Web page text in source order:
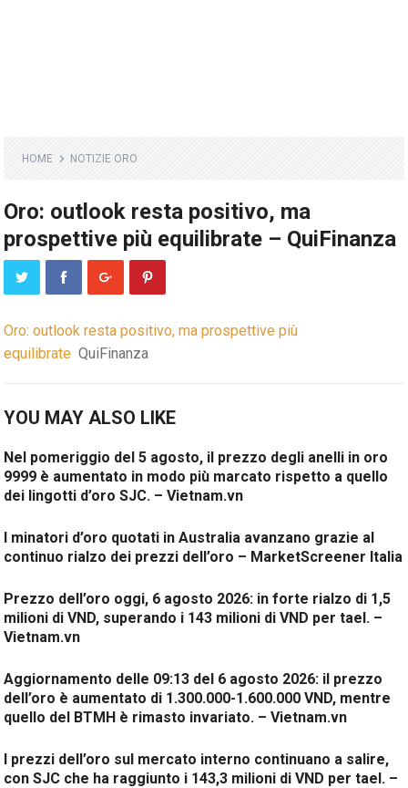
HOME NOTIZIE ORO
Oro: outlook resta positivo, ma
prospettive più equilibrate – QuiFinanza
Oro: outlook resta positivo, ma prospettive più
equilibrate QuiFinanza
YOU MAY ALSO LIKE
Nel pomeriggio del 5 agosto, il prezzo degli anelli in oro
9999 è aumentato in modo più marcato rispetto a quello
dei lingotti d’oro SJC. – Vietnam.vn
I minatori d’oro quotati in Australia avanzano grazie al
continuo rialzo dei prezzi dell’oro – MarketScreener Italia
Prezzo dell’oro oggi, 6 agosto 2026: in forte rialzo di 1,5
milioni di VND, superando i 143 milioni di VND per tael. –
Vietnam.vn
Aggiornamento delle 09:13 del 6 agosto 2026: il prezzo
dell’oro è aumentato di 1.300.000-1.600.000 VND, mentre
quello del BTMH è rimasto invariato. – Vietnam.vn
I prezzi dell’oro sul mercato interno continuano a salire,
con SJC che ha raggiunto i 143,3 milioni di VND per tael. –